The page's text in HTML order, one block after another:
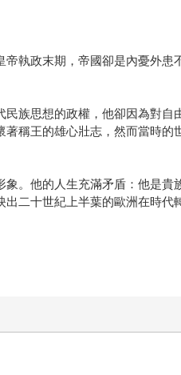
執政末期，帝國卻是內憂外患
族思想的政權，他卻因為對自
稱王的雄心壯志，然而當時的
。他的人生充滿矛盾：他是貴
二十世紀上半葉的歐洲在時代